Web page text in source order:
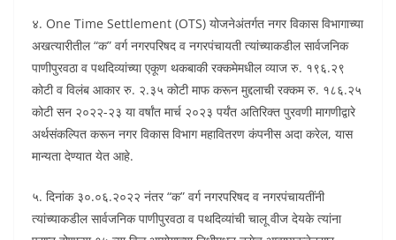
४. One Time Settlement (OTS) योजनेअंतर्गत नगर विकास विभागाच्या
अखत्यारीतील “क” वर्ग नगरपरिषद व नगरपंचायती त्यांच्याकडील सार्वजनिक
पाणीपुरवठा व पथदिव्यांच्या एकूण थकबाकी रक्कमेमधील व्याज रु. १९६.२९
कोटी व विलंब आकार रु. २.३५ कोटी माफ करून मुद्दलाची रक्कम रु. १८६.२५
कोटी सन २०२२-२३ या वर्षांत मार्च २०२३ पर्यंत अतिरिक्त पुरवणी मागणीद्वारे
अर्थसंकल्पित करून नगर विकास विभाग महावितरण कंपनीस अदा करेल, यास
मान्यता देण्यात येत आहे.
५. दिनांक ३०.०६.२०२२ नंतर “क” वर्ग नगरपरिषद व नगरपंचायतींनी
त्यांच्याकडील सार्वजनिक पाणीपुरवठा व पथदिव्यांची चालू वीज देयके त्यांना